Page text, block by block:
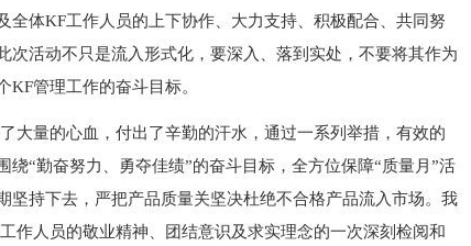
全体KF工作人员的上下协作、大力支持、积极配合、共同努
次活动不只是流入形式化，要深入、落到实处，不要将其作为
管理工作的奋斗目标。
大量的心血，付出了辛勤的汗水，通过一系列举措，有效的
“勤奋努力、勇夺佳绩”的奋斗目标，全方位保障“质量月”活
坚持下去，严把产品质量关坚决杜绝不合格产品流入市场。我
作人员的敬业精神、团结意识及求实理念的一次深刻检阅和